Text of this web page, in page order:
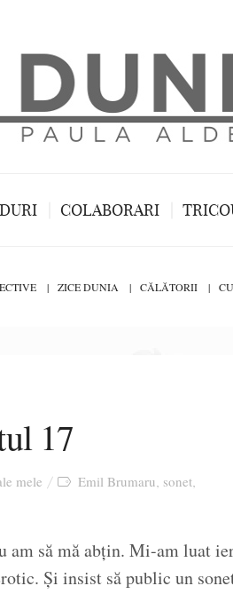
COLABORARI
ZICE DUNIA CĂLĂTORII
17
mele Emil Brumaru, sonet,
am să mă abțin. Mi-am luat
Și insist să public un